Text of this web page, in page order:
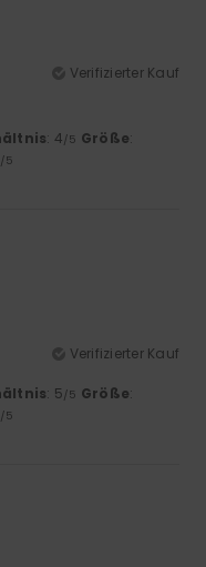
Verifizierter Kauf
: 4/5 Größe:
/5
Verifizierter Kauf
: 5/5 Größe:
/5